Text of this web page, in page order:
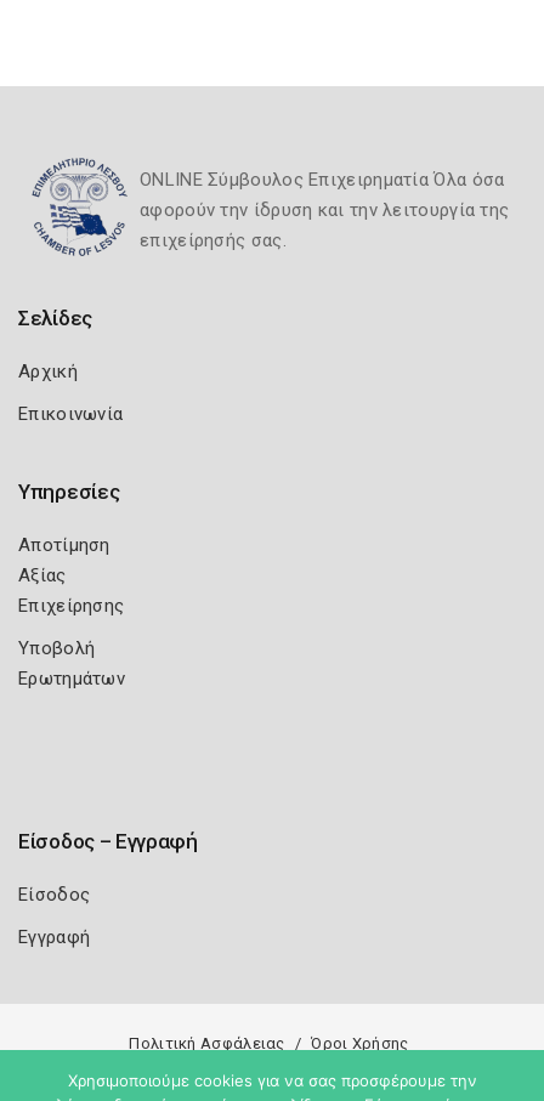
ONLINE Σύμβουλος Επιχειρηματία Όλα όσα
αφορούν την ίδρυση και την λειτουργία της
επιχείρησής σας.
Σελίδες
Αρχική
Επικοινωνία
Υπηρεσίες
Αποτίμηση
Αξίας
Επιχείρησης
Υποβολή
Ερωτημάτων
Είσοδος – Εγγραφή
Είσοδος
Εγγραφή
Πολιτική Ασφάλειας Όροι Χρήσης
Copyright 2026 Knowledge A.E.
Χρησιμοποιούμε cookies για να σας προσφέρουμε την